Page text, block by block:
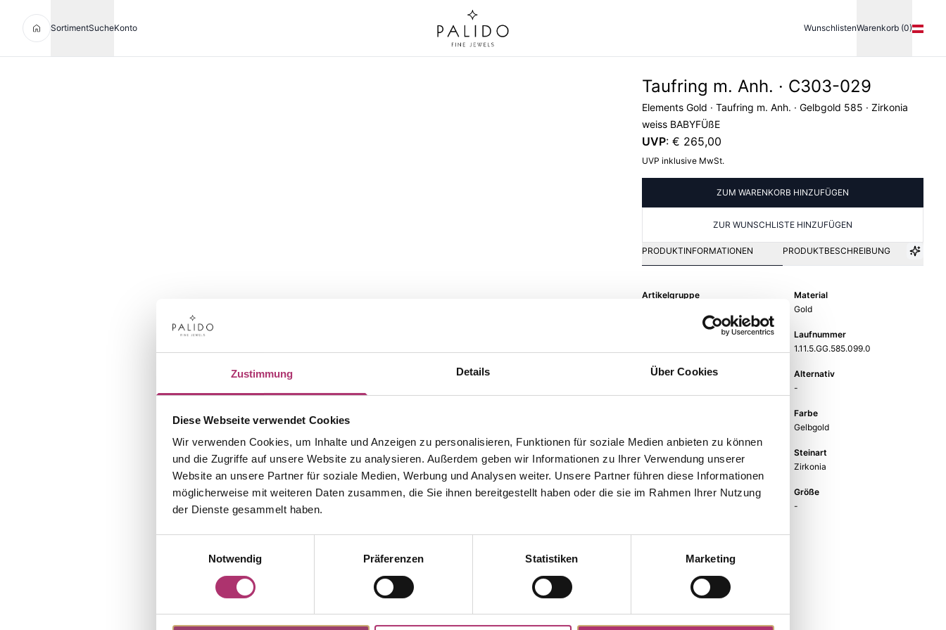
Zustimmung Details Über Cookies
Diese Webseite verwendet Cookies
Wir verwenden Cookies, um Inhalte und Anzeigen zu personalisieren, Funktionen für soziale Medien anbieten zu können
und die Zugriffe auf unsere Website zu analysieren. Außerdem geben wir Informationen zu Ihrer Verwendung unserer
Website an unsere Partner für soziale Medien, Werbung und Analysen weiter. Unsere Partner führen diese Informationen
möglicherweise mit weiteren Daten zusammen, die Sie ihnen bereitgestellt haben oder die sie im Rahmen Ihrer Nutzung
der Dienste gesammelt haben.
Notwendig
Präferenzen Statistiken Marketing
SortimentSucheKonto WunschlistenWarenkorb (0)
Taufring m. Anh. · C303-029
Elements Gold · Taufring m. Anh. · Gelbgold 585 · Zirkonia
weiss BABYFÜßE
UVP: € 265,00
UVP inklusive MwSt.
ZUM WARENKORB HINZUFÜGEN
ZUR WUNSCHLISTE HINZUFÜGEN
PRODUKTINFORMATIONEN PRODUKTBESCHREIBUNG
Artikelgruppe
Material
Gold
Laufnummer
1.11.5.GG.585.099.0
EAN
Alternativ
-
Farbe
Gelbgold
Steinfarbe
Steinart
Zirkonia
Stein
Größe
-
Weitere Stücke aus dieser Kollektion entdecken.